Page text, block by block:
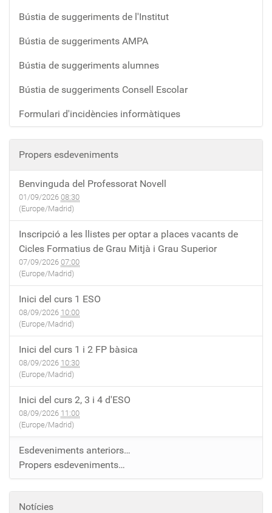
Bústia de suggeriments de l'Institut
Bústia de suggeriments AMPA
Bústia de suggeriments alumnes
Bústia de suggeriments Consell Escolar
Formulari d'incidències informàtiques
Propers esdeveniments
Benvinguda del Professorat Novell
01/09/2026 08:30
(Europe/Madrid)
Inscripció a les llistes per optar a places vacants de
Cicles Formatius de Grau Mitjà i Grau Superior
07/09/2026 07:00
(Europe/Madrid)
Inici del curs 1 ESO
08/09/2026 10:00
(Europe/Madrid)
Inici del curs 1 i 2 FP bàsica
08/09/2026 10:30
(Europe/Madrid)
Inici del curs 2, 3 i 4 d'ESO
08/09/2026 11:00
(Europe/Madrid)
Esdeveniments anteriors…
Propers esdeveniments…
Notícies